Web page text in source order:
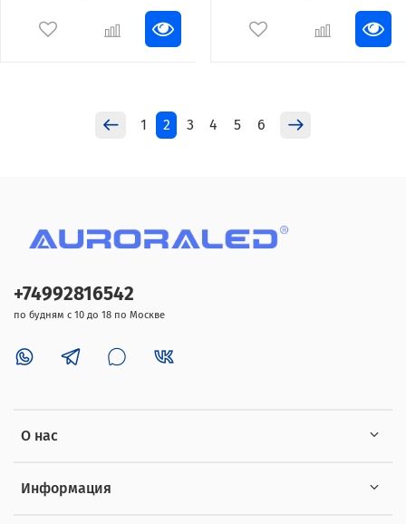
1 2 3 4 5 6
О нас
Информация
+74992816542
по будням с 10 до 18 по Москве